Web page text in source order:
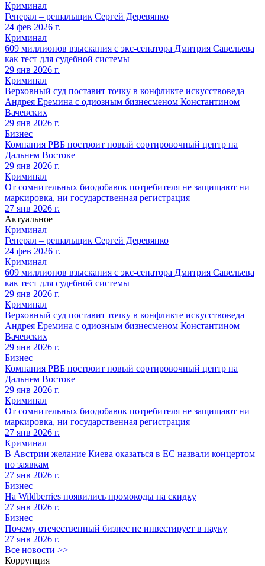
Криминал
Генерал – решальщик Сергей Деревянко
24 фев 2026 г.
Криминал
609 миллионов взыскания с экс-сенатора Дмитрия Савельева
как тест для судебной системы
29 янв 2026 г.
Криминал
Верховный суд поставит точку в конфликте искусствоведа
Андрея Еремина с одиозным бизнесменом Константином
Вачевских
29 янв 2026 г.
Бизнес
Компания РВБ построит новый сортировочный центр на
Дальнем Востоке
29 янв 2026 г.
Криминал
От сомнительных биодобавок потребителя не защищают ни
маркировка, ни государственная регистрация
27 янв 2026 г.
Актуальное
Криминал
Генерал – решальщик Сергей Деревянко
24 фев 2026 г.
Криминал
609 миллионов взыскания с экс-сенатора Дмитрия Савельева
как тест для судебной системы
29 янв 2026 г.
Криминал
Верховный суд поставит точку в конфликте искусствоведа
Андрея Еремина с одиозным бизнесменом Константином
Вачевских
29 янв 2026 г.
Бизнес
Компания РВБ построит новый сортировочный центр на
Дальнем Востоке
29 янв 2026 г.
Криминал
От сомнительных биодобавок потребителя не защищают ни
маркировка, ни государственная регистрация
27 янв 2026 г.
Криминал
В Австрии желание Киева оказаться в ЕС назвали концертом
по заявкам
27 янв 2026 г.
Бизнес
На Wildberries появились промокоды на скидку
27 янв 2026 г.
Бизнес
Почему отечественный бизнес не инвестирует в науку
27 янв 2026 г.
Все новости >>
Коррупция